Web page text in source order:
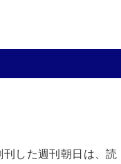
した週刊朝日は、読